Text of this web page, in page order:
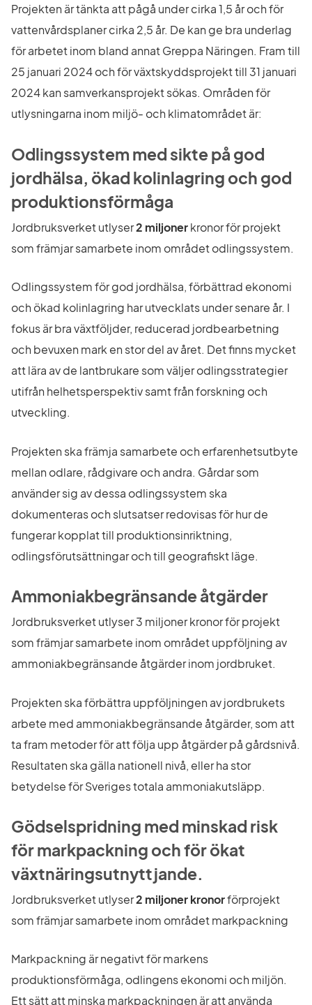
Projekten är tänkta att pågå under cirka 1,5 år och för
vattenvårdsplaner cirka 2,5 år. De kan ge bra underlag
för arbetet inom bland annat Greppa Näringen. Fram till
25 januari 2024 och för växtskyddsprojekt till 31 januari
2024 kan samverkansprojekt sökas. Områden för
utlysningarna inom miljö- och klimatområdet är:
Odlingssystem med sikte på god
jordhälsa, ökad kolinlagring och god
produktionsförmåga
Jordbruksverket utlyser 2 miljoner kronor för projekt
som främjar samarbete inom området odlingssystem.
Odlingssystem för god jordhälsa, förbättrad ekonomi
och ökad kolinlagring har utvecklats under senare år. I
fokus är bra växtföljder, reducerad jordbearbetning
och bevuxen mark en stor del av året. Det finns mycket
att lära av de lantbrukare som väljer odlingsstrategier
utifrån helhetsperspektiv samt från forskning och
utveckling.
Projekten ska främja samarbete och erfarenhetsutbyte
mellan odlare, rådgivare och andra. Gårdar som
använder sig av dessa odlingssystem ska
dokumenteras och slutsatser redovisas för hur de
fungerar kopplat till produktionsinriktning,
odlingsförutsättningar och till geografiskt läge.
Ammoniakbegränsande åtgärder
Jordbruksverket utlyser 3 miljoner kronor för projekt
som främjar samarbete inom området uppföljning av
ammoniakbegränsande åtgärder inom jordbruket.
Projekten ska förbättra uppföljningen av jordbrukets
arbete med ammoniakbegränsande åtgärder, som att
ta fram metoder för att följa upp åtgärder på gårdsnivå.
Resultaten ska gälla nationell nivå, eller ha stor
betydelse för Sveriges totala ammoniakutsläpp.
Gödselspridning med minskad risk
för markpackning och för ökat
växtnäringsutnyttjande.
Jordbruksverket utlyser 2 miljoner kronor förprojekt
som främjar samarbete inom området markpackning
Markpackning är negativt för markens
produktionsförmåga, odlingens ekonomi och miljön.
Ett sätt att minska markpackningen är att använda